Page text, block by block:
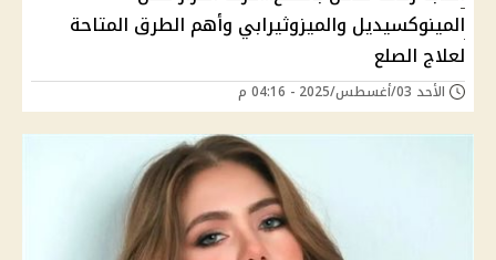
المينوكسيديل والميزوثيرابي وأهم الطرق المتاحة
لعلاج الصلع
الأحد 03/أغسطس/2025 - 04:16 م